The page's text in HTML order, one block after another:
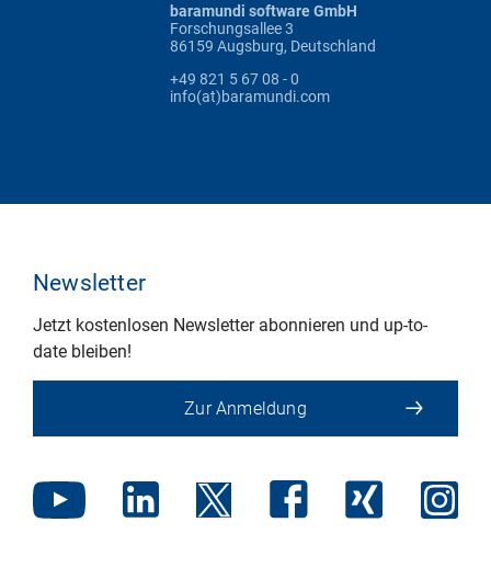
baramundi software GmbH
Forschungsallee 3
86159 Augsburg, Deutschland
+49 821 5 67 08 - 0
info(at)baramundi.com
Newsletter
Jetzt kostenlosen Newsletter abonnieren und up-to-
date bleiben!
Zur Anmeldung